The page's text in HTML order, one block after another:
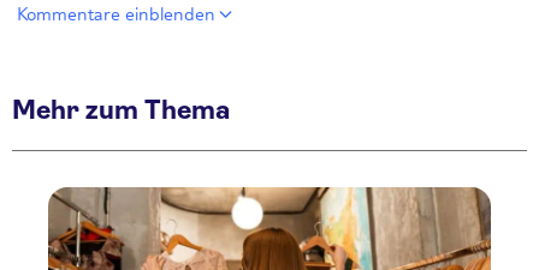
Kommentare einblenden
Mehr zum Thema